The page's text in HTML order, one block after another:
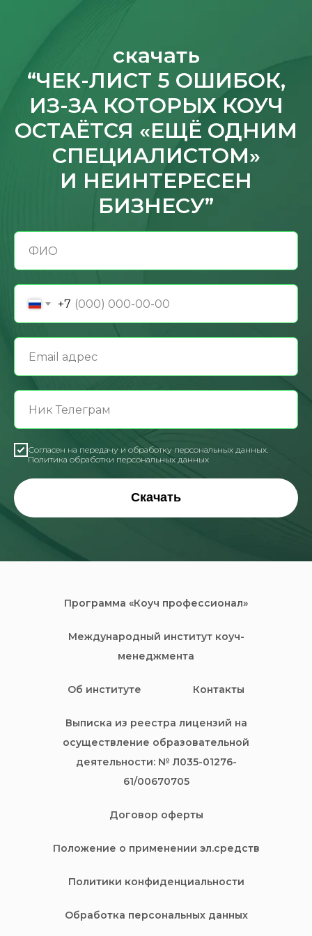
скачать
“ЧЕК-ЛИСТ 5 ОШИБОК,
ИЗ-ЗА КОТОРЫХ КОУЧ
ОСТАЁТСЯ «ЕЩЁ ОДНИМ
СПЕЦИАЛИСТОМ»
И НЕИНТЕРЕСЕН
БИЗНЕСУ”
+7
Согласен на передачу и обработку персональных данных.
Политика обработки персональных данных
Скачать
Программа «Коуч профессионал»
Международный институт коуч-
менеджмента
Об институте Контакты
Выписка из реестра лицензий на
осуществление образовательной
деятельности: № Л035-01276-
61/00670705
Договор оферты
Положение о применении эл.средств
Политики конфиденциальности
Обработка персональных данных